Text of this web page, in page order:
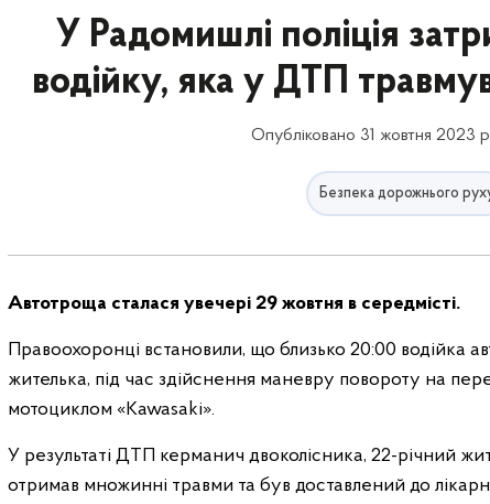
У Радомишлі поліція
водійку, яка у ДТП
Опубліковано 31 жовтня 2023
Безпека дорожнього
Автотроща сталася увечері 29 жовтня в середмісті.
Правоохоронці встановили, що близько 20:00 водійка
жителька, під час здійснення маневру повороту на
мотоциклом «Kawasaki».
У результаті ДТП керманич двоколісника, 22-річний
отримав множинні травми та був доставлений до